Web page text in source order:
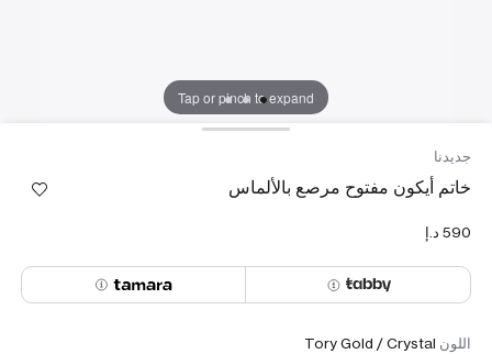
Tap or pinch to expand
جديدنا
خاتم أيكون مفتوح مرصع بالألماس
اللون Tory Gold / Crystal